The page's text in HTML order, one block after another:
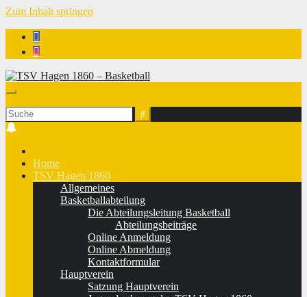
Zum Inhalt springen
Home
TSV Hagen 1860
Allgemeines
Basketballabteilung
Die Abteilungsleitung Basketball
Abteilungsbeiträge
Online Anmeldung
Online Abmeldung
Kontaktformular
Hauptverein
Satzung Hauptverein